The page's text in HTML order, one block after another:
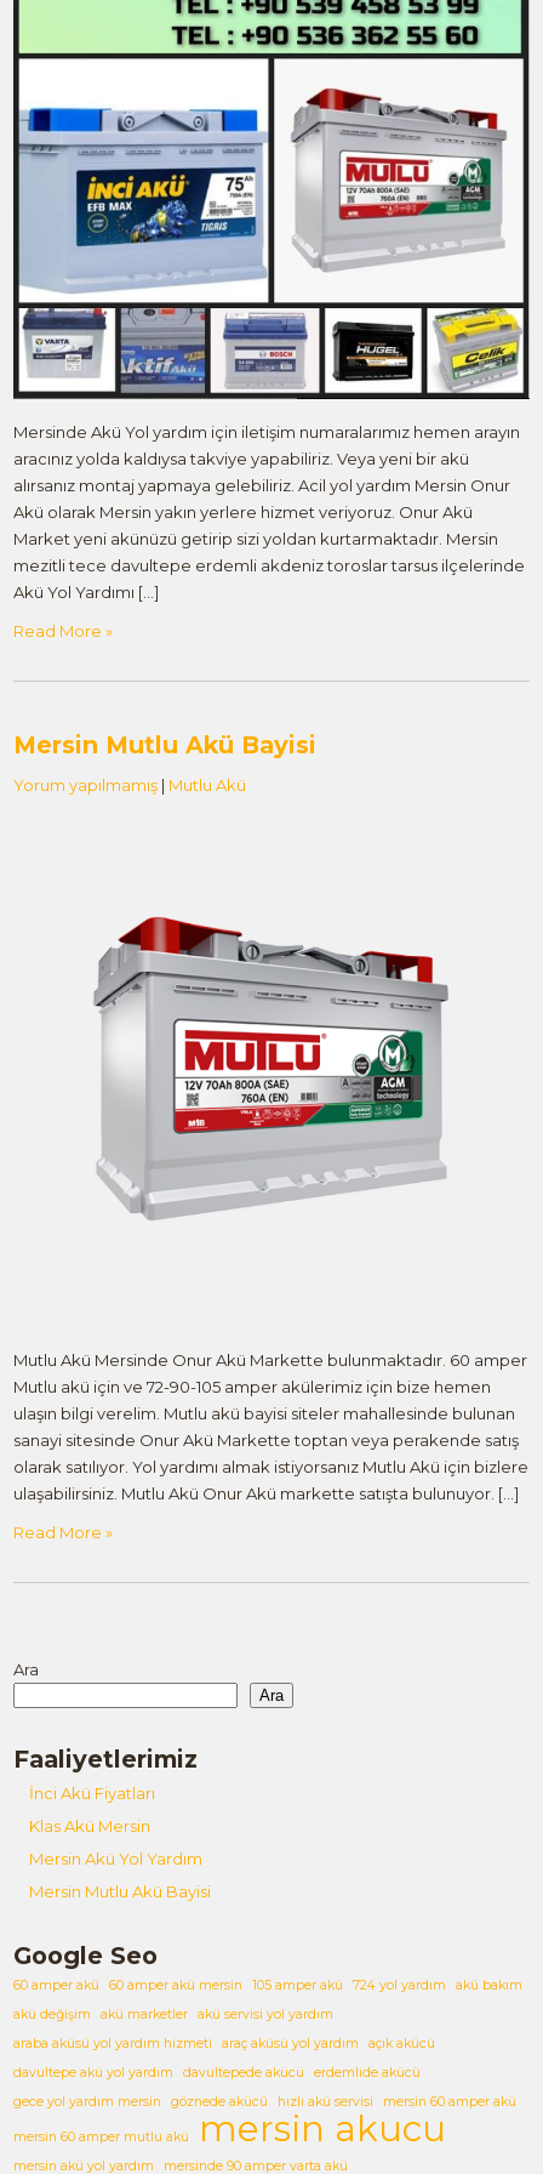
Mersinde Akü Yol yardım için iletişim numaralarımız hemen arayın
aracınız yolda kaldıysa takviye yapabiliriz. Veya yeni bir akü
alırsanız montaj yapmaya gelebiliriz. Acil yol yardım Mersin Onur
Akü olarak Mersin yakın yerlere hizmet veriyoruz. Onur Akü
Market yeni akünüzü getirip sizi yoldan kurtarmaktadır. Mersin
mezitli tece davultepe erdemli akdeniz toroslar tarsus ilçelerinde
Akü Yol Yardımı […]
Read More »
Mersin Mutlu Akü Bayisi
Yorum yapılmamış | Mutlu Akü
Mutlu Akü Mersinde Onur Akü Markette bulunmaktadır. 60 amper
Mutlu akü için ve 72-90-105 amper akülerimiz için bize hemen
ulaşın bilgi verelim. Mutlu akü bayisi siteler mahallesinde bulunan
sanayi sitesinde Onur Akü Markette toptan veya perakende satış
olarak satılıyor. Yol yardımı almak istiyorsanız Mutlu Akü için bizlere
ulaşabilirsiniz. Mutlu Akü Onur Akü markette satışta bulunuyor. […]
Read More »
Ara
Ara
Faaliyetlerimiz
İnci Akü Fiyatları
Klas Akü Mersin
Mersin Akü Yol Yardım
Mersin Mutlu Akü Bayisi
Google Seo
60 amper akü 60 amper akü mersin 105 amper akü 724 yol yardım
akü bakım
akü değişim
akü marketler
akü servisi yol yardım
araba aküsü yol yardım hizmeti
araç aküsü yol yardım
açık akücü
davultepe akü yol yardım
davultepede akücü
erdemlide akücü
gece yol yardım mersin
göznede akücü hızlı akü servisi mersin 60 amper akü
mersin 60 amper mutlu akü mersin akucu
mersin akü yol yardım mersinde 90 amper varta akü